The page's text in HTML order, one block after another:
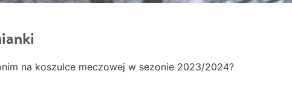
na koszulce meczowej w sezonie 2023/2024?